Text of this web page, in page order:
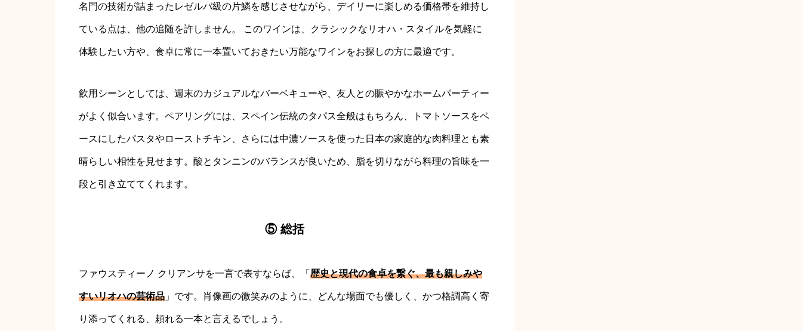
名門の技術が詰まったレゼルバ級の片鱗を感じさせながら、デイリーに楽しめる価格帯を維持し
ている点は、他の追随を許しません。 このワインは、クラシックなリオハ・スタイルを気軽に
体験したい方や、食卓に常に一本置いておきたい万能なワインをお探しの方に最適です。
飲用シーンとしては、週末のカジュアルなバーベキューや、友人との賑やかなホームパーティー
がよく似合います。ペアリングには、スペイン伝統のタパス全般はもちろん、トマトソースをベ
ースにしたパスタやローストチキン、さらには中濃ソースを使った日本の家庭的な肉料理とも素
晴らしい相性を見せます。酸とタンニンのバランスが良いため、脂を切りながら料理の旨味を一
段と引き立ててくれます。
⑤ 総括
ファウスティーノ クリアンサを一言で表すならば、「 歴史と現代の食卓を繋ぐ、最も親しみや
すいリオハの芸術品 」です。肖像画の微笑みのように、どんな場面でも優しく、かつ格調高く寄
り添ってくれる、頼れる一本と言えるでしょう。